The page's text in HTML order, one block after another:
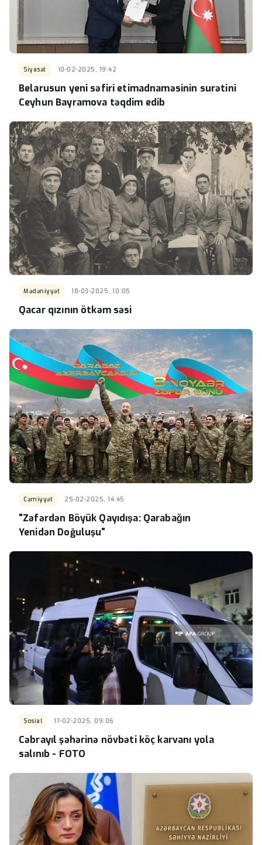
Siyasət 10-02-2025, 19:42
Belarusun yeni səfiri etimadnaməsinin surətini
Ceyhun Bayramova təqdim edib
Mədəniyyət 18-03-2025, 10:05
Qacar qızının ötkəm səsi
Cəmiyyət 25-02-2025, 14:45
"Zəfərdən Böyük Qayıdışa: Qarabağın
Yenidən Doğuluşu"
Sosial 17-02-2025, 09:06
Cəbrayıl şəhərinə növbəti köç karvanı yola
salınıb - FOTO